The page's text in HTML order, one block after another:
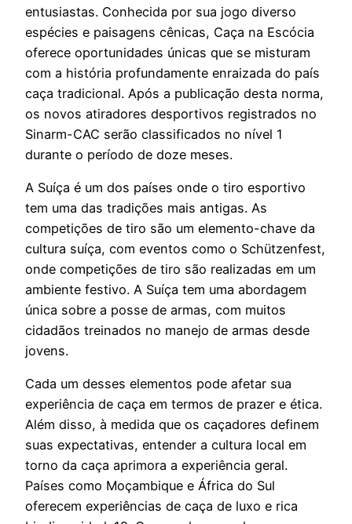
entusiastas. Conhecida por sua jogo diverso
espécies e paisagens cênicas, Caça na Escócia
oferece oportunidades únicas que se misturam
com a história profundamente enraizada do país
caça tradicional. Após a publicação desta norma,
os novos atiradores desportivos registrados no
Sinarm-CAC serão classificados no nível 1
durante o período de doze meses.
A Suíça é um dos países onde o tiro esportivo
tem uma das tradições mais antigas. As
competições de tiro são um elemento-chave da
cultura suíça, com eventos como o Schützenfest,
onde competições de tiro são realizadas em um
ambiente festivo. A Suíça tem uma abordagem
única sobre a posse de armas, com muitos
cidadãos treinados no manejo de armas desde
jovens.
Cada um desses elementos pode afetar sua
experiência de caça em termos de prazer e ética.
Além disso, à medida que os caçadores definem
suas expectativas, entender a cultura local em
torno da caça aprimora a experiência geral.
Países como Moçambique e África do Sul
oferecem experiências de caça de luxo e rica